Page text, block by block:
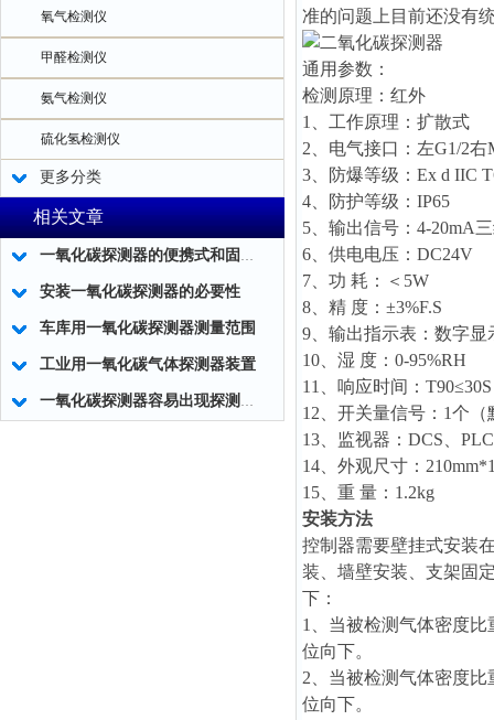
氧气检测仪
甲醛检测仪
氨气检测仪
硫化氢检测仪
更多分类
相关文章
一氧化碳探测器的便携式和固定式在技术指标方面有什么不同？一看就懂！
安装一氧化碳探测器的必要性
车库用一氧化碳探测器测量范围
工业用一氧化碳气体探测器装置
一氧化碳探测器容易出现探测器零点漂移的现象
准的问题上目前还没有
通用参数：
检测原理：红外
1、工作原理：扩散式
2、电气接口：左G1/2右
3、防爆等级：Ex d IIC
4、防护等级：IP65
5、输出信号：4-20mA
6、供电电压：DC24V
7、功 耗：＜5W
8、精 度：±3%F.S
9、输出指示表：数字显
10、湿 度：0-95%RH
11、响应时间：T90≤30S
12、开关量信号：1个
13、监视器：DCS、PLC
14、外观尺寸：
15、重 量：1.2kg
安装方法
控制器需要壁挂式安装
装、墙壁安装、支架固
下：
1、当被检测气体密度
位向下。
2、当被检测气体密度
位向下。